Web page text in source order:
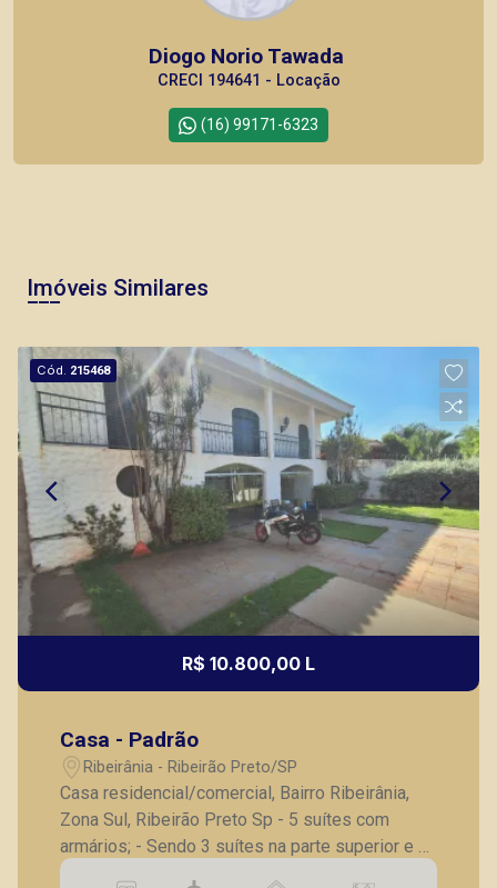
Diogo Norio Tawada
CRECI 194641 - Locação
(16) 99171-6323
Imóveis Similares
Cód. 215468
R$ 10.800,00 L
Casa - Padrão
Ribeirânia - Ribeirão Preto/SP
Casa residencial/comercial, Bairro Ribeirânia,
Zona Sul, Ribeirão Preto Sp - 5 suítes com
armários; - Sendo 3 suítes na parte superior e 2
no térreo; - Sala para 3 ambientes; - Lavabo; -